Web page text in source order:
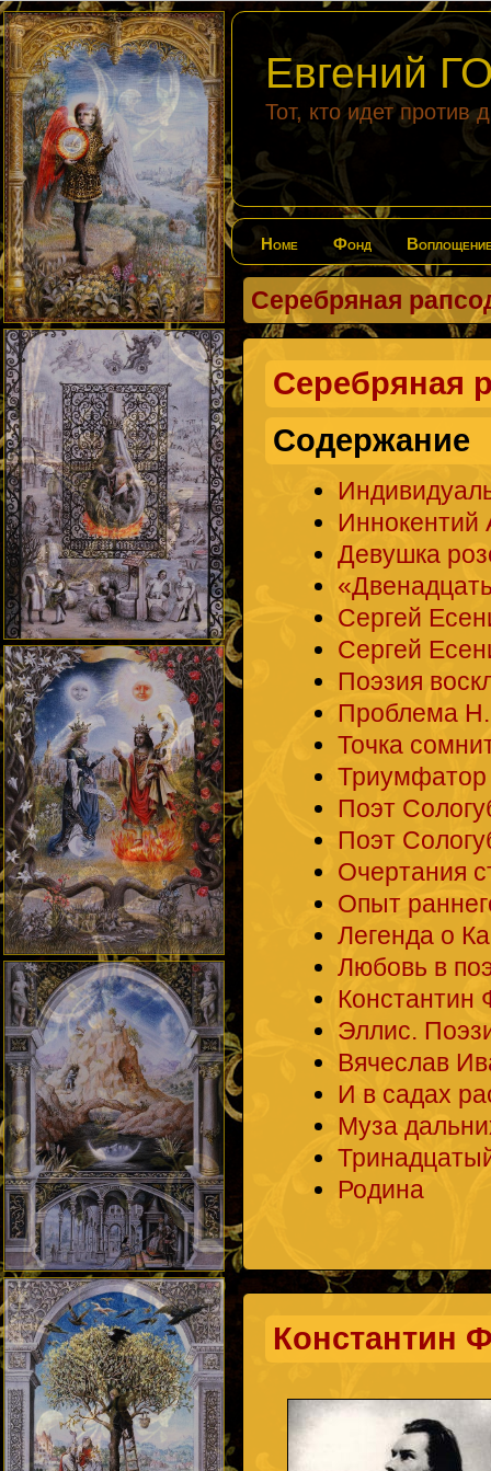
Евгений
Тот, кто идет против
Home Фонд
Серебряная
Серебряная
Содержание
Иннокентий
Девушка
Сергей
Сергей
Поэзия
Проблема
Точка
Триумфатор
Поэт
Поэт
Очертания
Опыт
Легенда о
Любовь в
Константин
Эллис.
Вячеслав
И в садах
Муза
Родина
Константин